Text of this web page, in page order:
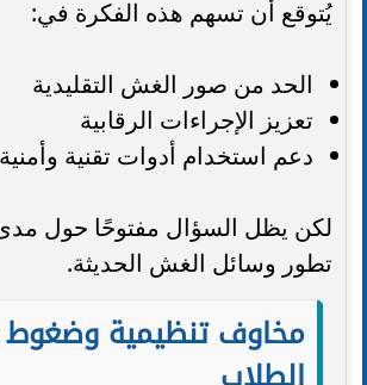
يُتوقع أن تسهم هذه الفكرة في:
الحد من صور الغش التقليدية
تعزيز الإجراءات الرقابية
دعم استخدام أدوات تقنية
لكن يظل السؤال مفتوحًا حول مدى
تطور وسائل الغش الحديثة.
مخاوف تنظيمية